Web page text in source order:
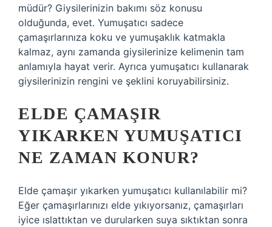
müdür? Giysilerinizin bakımı söz konusu
olduğunda, evet. Yumuşatıcı sadece
çamaşırlarınıza koku ve yumuşaklık katmakla
kalmaz, aynı zamanda giysilerinize kelimenin tam
anlamıyla hayat verir. Ayrıca yumuşatıcı kullanarak
giysilerinizin rengini ve şeklini koruyabilirsiniz.
ELDE ÇAMAŞIR
YIKARKEN YUMUŞATICI
NE ZAMAN KONUR?
Elde çamaşır yıkarken yumuşatıcı kullanılabilir mi?
Eğer çamaşırlarınızı elde yıkıyorsanız, çamaşırları
iyice ıslattıktan ve durularken suya sıktıktan sonra